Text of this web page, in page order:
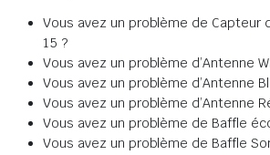
Vous avez un problème de Capteur
15 ?
Vous avez un problème d’Antenne
Vous avez un problème d’Antenne
Vous avez un problème d’Antenne
Vous avez un problème de Baffle
Vous avez un problème de Baffle